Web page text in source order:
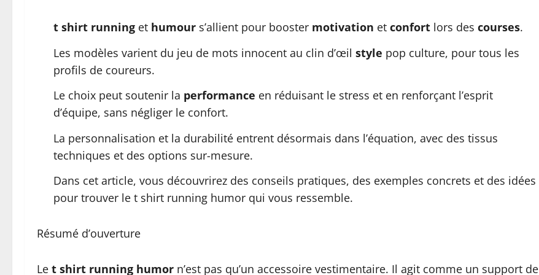
t shirt running et humour s’allient pour booster motivation et confort lors des courses.
Les modèles varient du jeu de mots innocent au clin d’œil style pop culture, pour tous les
profils de coureurs.
Le choix peut soutenir la performance en réduisant le stress et en renforçant l’esprit
d’équipe, sans négliger le confort.
La personnalisation et la durabilité entrent désormais dans l’équation, avec des tissus
techniques et des options sur-mesure.
Dans cet article, vous découvrirez des conseils pratiques, des exemples concrets et des idées
pour trouver le t shirt running humor qui vous ressemble.
Résumé d’ouverture
Le t shirt running humor n’est pas qu’un accessoire vestimentaire. Il agit comme un support de